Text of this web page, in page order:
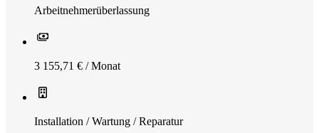
Arbeitnehmerüberlassung
3 155,71 € / Monat
Installation / Wartung / Reparatur